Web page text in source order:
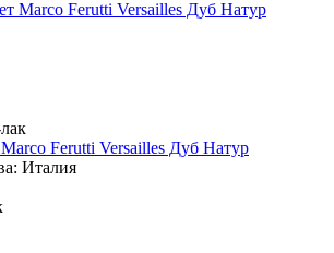
Ferutti Versailles Дуб Натур
Италия